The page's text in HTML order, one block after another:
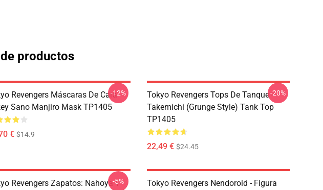
productos
Revengers Máscaras De Cara -
Sano Manjiro Mask TP1405
€ $14.9
-12%
Tokyo Revengers Tops De Tanque -
Takemichi (Grunge Style) Tank Top
TP1405
22,49 € $24.45
-20%
Revengers Zapatos: Nahoya Y
-5%
Tokyo Revengers Nendoroid - Figura